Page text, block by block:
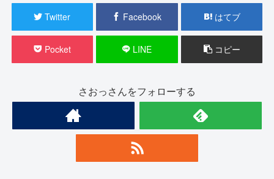
Twitter Facebook はてブ
Pocket LINE コピー
さおっさんをフォローする